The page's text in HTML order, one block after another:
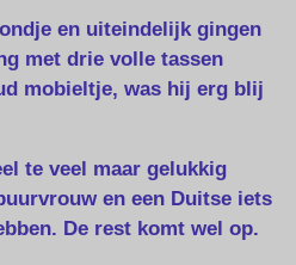
en uiteindelijk gingen
met drie volle tassen
mobieltje, was hij erg blij
te veel maar gelukkig
en een Duitse iets
De rest komt wel op.